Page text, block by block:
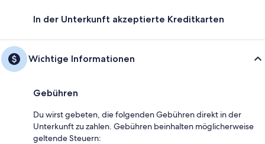
In der Unterkunft akzeptierte Kreditkarten
Wichtige Informationen
Gebühren
Du wirst gebeten, die folgenden Gebühren direkt in der
Unterkunft zu zahlen. Gebühren beinhalten möglicherweise
geltende Steuern: